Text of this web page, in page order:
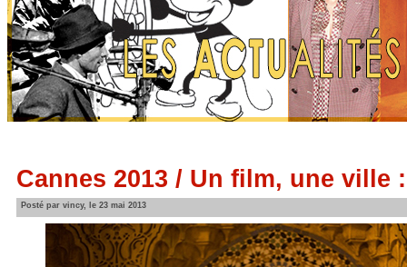
Cannes 2013 / Un film, une ville
Posté par vincy, le 23 mai 2013